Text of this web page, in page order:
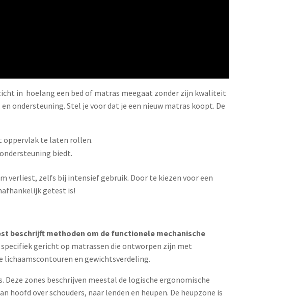
in hoelang een bed of matras meegaat zonder zijn kwaliteit
ondersteuning. Stel je voor dat je een nieuw matras koopt. De
oppervlak te laten rollen.
biedt.
verliest, zelfs bij intensief gebruik. Door te kiezen voor een
getest is!
beschrijft methoden om de functionele mechanische
specifiek gericht op matrassen die ontworpen zijn met
lichaamscontouren en gewichtsverdeling.
Deze zones beschrijven meestal de logische ergonomische
hoofd over schouders, naar lenden en heupen. De heupzone is